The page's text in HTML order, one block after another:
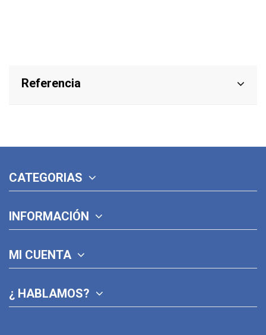
Referencia
CATEGORIAS
INFORMACIÓN
MI CUENTA
¿ HABLAMOS?